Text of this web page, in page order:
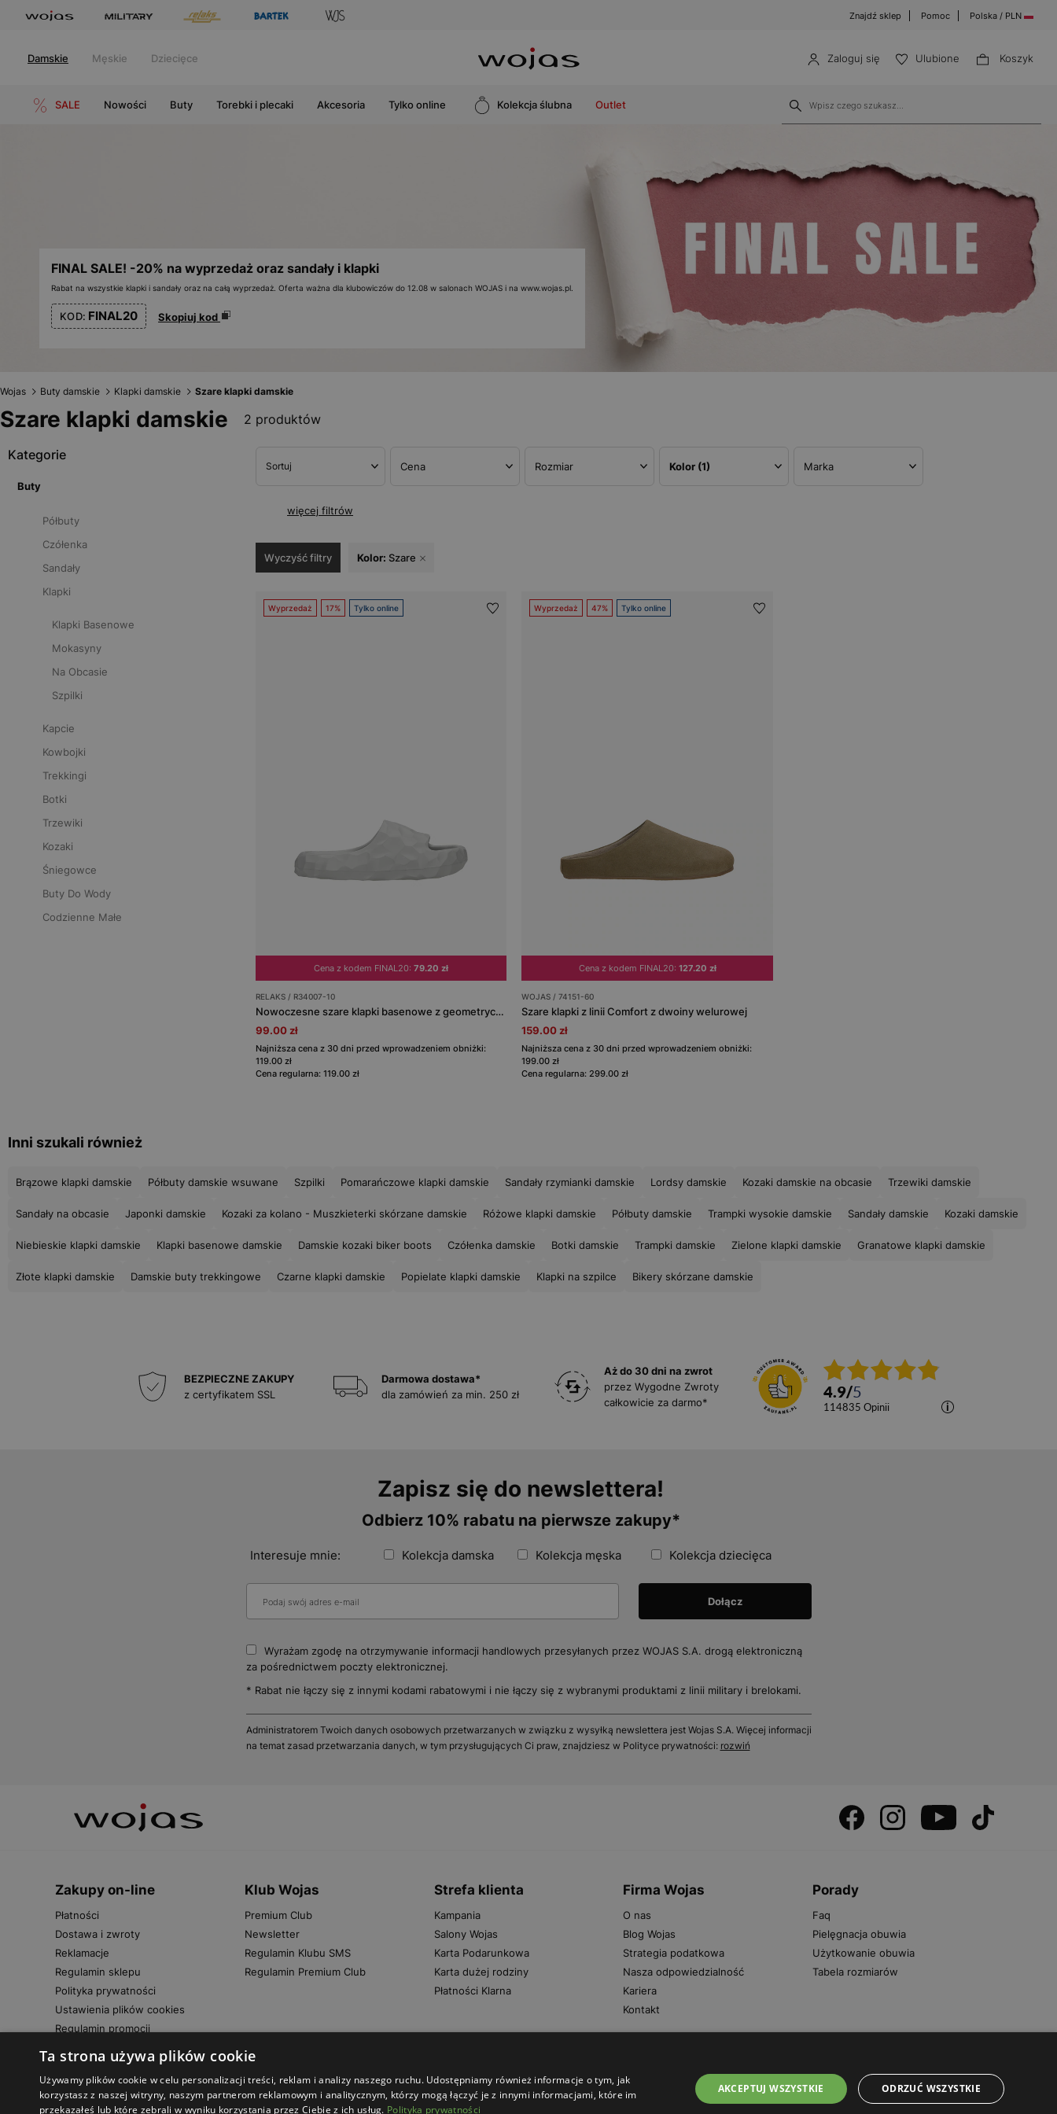
Znajdź sklep Pomoc Polska / PLN
Damskie Męskie Dziecięce Zaloguj się Ulubione Koszyk
SALE Nowości Buty Torebki i plecaki Akcesoria Tylko online Kolekcja ślubna Outlet
FINAL SALE! -20% na wyprzedaż oraz sandały i klapki
Rabat na wszystkie klapki i sandały oraz na całą wyprzedaż. Oferta ważna dla klubowiczów do 12.08 w salonach WOJAS i na www.wojas.pl.
KOD: FINAL20 Skopiuj kod
Wojas Buty damskie Klapki damskie Szare klapki damskie
Szare klapki damskie 2 produktów
Kategorie
Buty
Półbuty
Czółenka
Sandały
Klapki
Klapki Basenowe
Mokasyny
Na Obcasie
Szpilki
Kapcie
Kowbojki
Trekkingi
Botki
Trzewiki
Kozaki
Śniegowce
Buty Do Wody
Codzienne Małe
Sortuj Cena Rozmiar Kolor (1) Marka
więcej filtrów
Wyczyść filtry Kolor: Szare
Wyprzedaż 17% Tylko online
Cena z kodem FINAL20: 79.20 zł
RELAKS / R34007-10
Nowoczesne szare klapki basenowe z geometryczną strukturą RELAKS R34007-10
99.00 zł
Najniższa cena z 30 dni przed wprowadzeniem obniżki:
119.00 zł
Cena regularna: 119.00 zł
Wyprzedaż 47% Tylko online
Cena z kodem FINAL20: 127.20 zł
WOJAS / 74151-60
Szare klapki z linii Comfort z dwoiny welurowej
159.00 zł
Najniższa cena z 30 dni przed wprowadzeniem obniżki:
199.00 zł
Cena regularna: 299.00 zł
Inni szukali również
Brązowe klapki damskie Półbuty damskie wsuwane Szpilki Pomarańczowe klapki damskie Sandały rzymianki damskie Lordsy damskie Kozaki damskie na obcasie Trzewiki damskie
Sandały na obcasie Japonki damskie Kozaki za kolano - Muszkieterki skórzane damskie Różowe klapki damskie Półbuty damskie Trampki wysokie damskie Sandały damskie Kozaki damskie
Niebieskie klapki damskie Klapki basenowe damskie Damskie kozaki biker boots Czółenka damskie Botki damskie Trampki damskie Zielone klapki damskie Granatowe klapki damskie
Złote klapki damskie Damskie buty trekkingowe Czarne klapki damskie Popielate klapki damskie Klapki na szpilce Bikery skórzane damskie
BEZPIECZNE ZAKUPY
z certyfikatem SSL
Darmowa dostawa*
dla zamówień za min. 250 zł
Aż do 30 dni na zwrot
przez Wygodne Zwroty
całkowicie za darmo*
4.9/5
114835 opinii
Zapisz się do newslettera!
Odbierz 10% rabatu na pierwsze zakupy*
Interesuje mnie: Kolekcja damska Kolekcja męska Kolekcja dziecięca
Wyrażam zgodę na otrzymywanie informacji handlowych przesyłanych przez WOJAS S.A. drogą elektroniczną
za pośrednictwem poczty elektronicznej.
* Rabat nie łączy się z innymi kodami rabatowymi i nie łączy się z wybranymi produktami z linii military i brelokami.
Administratorem Twoich danych osobowych przetwarzanych w związku z wysyłką newslettera jest Wojas S.A. Więcej informacji
na temat zasad przetwarzania danych, w tym przysługujących Ci praw, znajdziesz w Polityce prywatności: rozwiń
Zakupy on-line
Płatności
Dostawa i zwroty
Reklamacje
Regulamin sklepu
Polityka prywatności
Ustawienia plików cookies
Regulamin promocji
Klub Wojas
Premium Club
Newsletter
Regulamin Klubu SMS
Regulamin Premium Club
Strefa klienta
Kampania
Salony Wojas
Karta Podarunkowa
Karta dużej rodziny
Płatności Klarna
Firma Wojas
O nas
Blog Wojas
Strategia podatkowa
Nasza odpowiedzialność
Kariera
Kontakt
Porady
Faq
Pielęgnacja obuwia
Użytkowanie obuwia
Tabela rozmiarów
Ta strona używa plików cookie
Używamy plików cookie w celu personalizacji treści, reklam i analizy naszego ruchu. Udostępniamy również informacje o tym, jak
korzystasz z naszej witryny, naszym partnerom reklamowym i analitycznym, którzy mogą łączyć je z innymi informacjami, które im
przekazałeś lub które zebrali w wyniku korzystania przez Ciebie z ich usług. Polityka prywatności
AKCEPTUJ WSZYSTKIE ODRZUĆ WSZYSTKIE